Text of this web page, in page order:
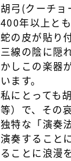
胡弓(クーチ
400年以上と
蛇の皮が貼り
三線の陰に隠
かしこの楽器
います。
私にとっても
等）で、その
独特な「演奏
演奏すること
ることに浪漫